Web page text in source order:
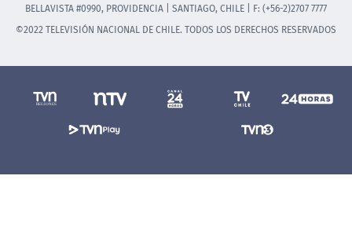
BELLAVISTA #0990, PROVIDENCIA | SANTIAGO, CHILE | F: (+56-2)2707 7777
©2022 TELEVISIÓN NACIONAL DE CHILE. TODOS LOS DERECHOS RESERVADOS